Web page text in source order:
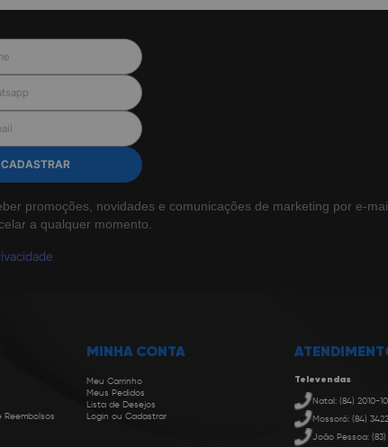
CADASTRAR
promoções, novidades e comunicações de marketing por e-
a qualquer momento.
MINHA CONTA
Meu Carrinho
Meus Pedidos
Lista de Desejos
Login ou Cadastrar
Televendas
Natal: (84) 2010-
Mossoró: (84)
João Pessoa: (83)